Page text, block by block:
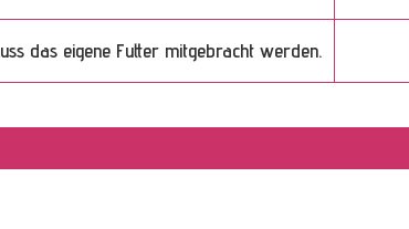
das eigene Futter mitgebracht werden.